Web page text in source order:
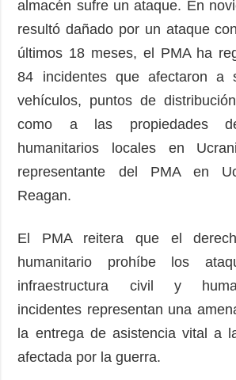
almacén sufre un ataque. En
resultó dañado por un ataque
últimos 18 meses, el PMA ha
84 incidentes que afectaron a
vehículos, puntos de
como a las propiedades
humanitarios locales en
representante del PMA en
Reagan.
El PMA reitera que el
humanitario prohíbe los
infraestructura civil y
incidentes representan una
la entrega de asistencia vital a
afectada por la guerra.